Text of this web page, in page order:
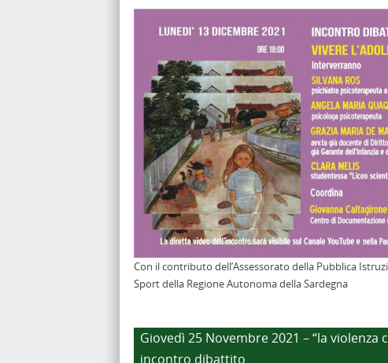
Con il contributo dell’Assessorato della Pubblica
Sport della Regione Autonoma della Sardegna
Giovedì 25 Novembre 2021 – “la
incontro dibattito